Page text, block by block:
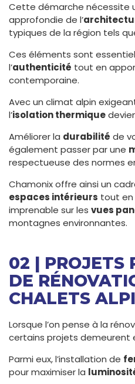
Cette démarche nécessite
approfondie de l’
typiques de la région tels
Ces éléments sont
l’authenticité tout en
contemporaine.
Avec un climat alpin
l’isolation thermique
Améliorer la durabilité de
également passer par une
respectueuse des normes
Chamonix offre ainsi un
espaces intérieurs tout en
imprenable sur les vues
montagnes environnantes.
02 | PROJETS
DE
CHALETS
Lorsque l’on pense à la
certains projets demeurent
Parmi eux, l’installation de
pour maximiser la